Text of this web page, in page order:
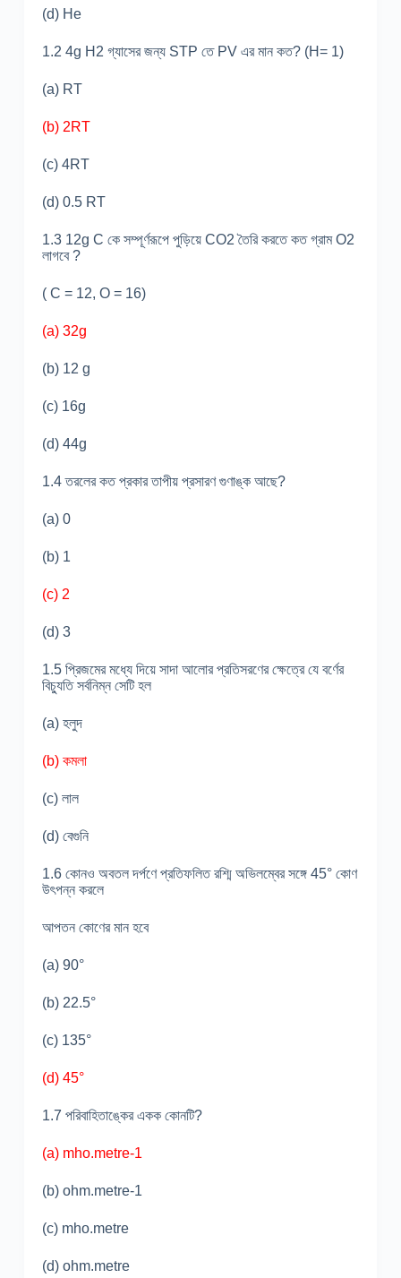
(d) He
1.2 4g H 2 গ্যাসের জন্য STP তে PV এর মান কত? (H= 1)
(a) RT
(b) 2RT
(c) 4RT
(d) 0.5 RT
1.3 12g C কে সম্পূর্ণরূপে পুড়িয়ে CO2তৈরি করতে কত গ্রাম O2
লাগবে ?
( C = 12, O = 16)
(a) 32g
(b) 12 g
(c) 16g
(d) 44g
1.4 তরলের কত প্রকার তাপীয় প্রসারণ গুণাঙ্ক আছে?
(a) 0
(b) 1
(c) 2
(d) 3
1.5 প্রিজমের মধ্যে দিয়ে সাদা আলোর প্রতিসরণের ক্ষেত্রে যে বর্ণের
বিচ্যুতি সর্বনিম্ন সেটি হল
(a) হলুদ
(b) কমলা
(c) লাল
(d) বেগুনি
1.6 কোনও অবতল দর্পণে প্রতিফলিত রশ্মি অভিলম্বের সঙ্গে 45° কোণ
উৎপন্ন করলে
আপতন কোণের মান হবে
(a) 90°
(b) 22.5°
(c) 135°
(d) 45°
1.7 পরিবাহিতাঙ্কের একক কোনটি?
(a) mho.metre-1
(b) ohm.metre-1
(c) mho.metre
(d) ohm.metre